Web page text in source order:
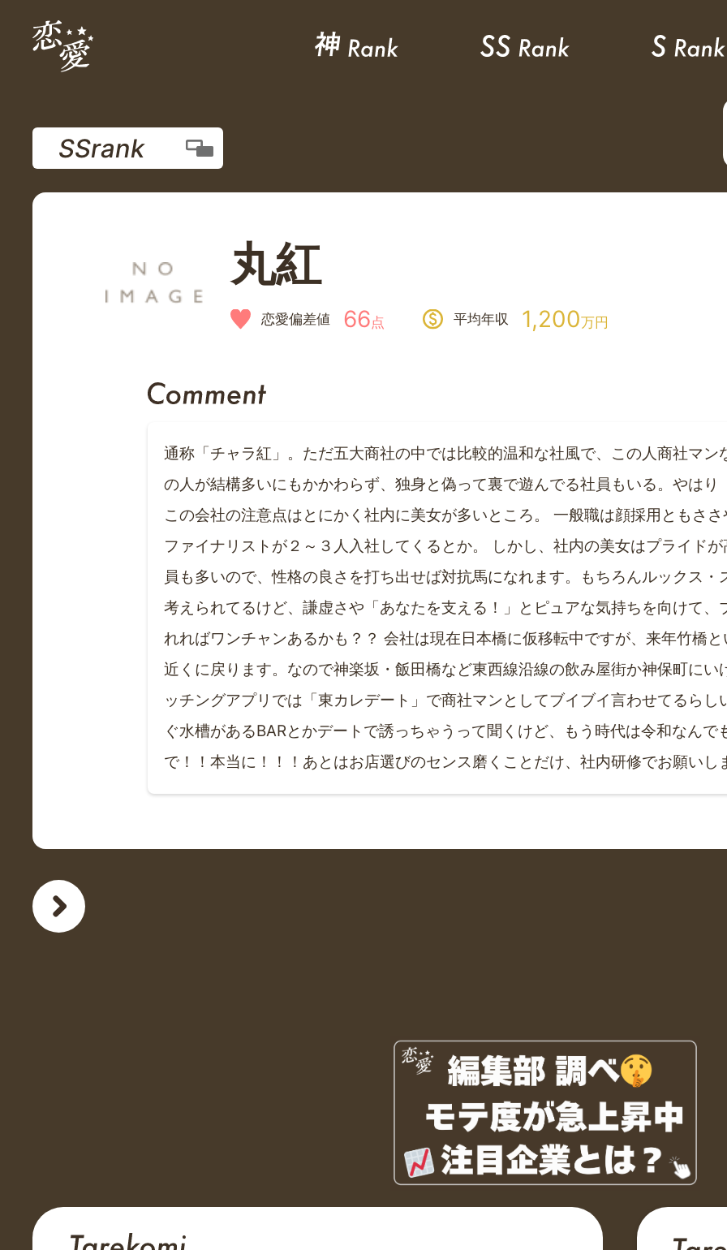
丸紅
恋愛偏差値 66点 平均年収 1,200万円
SSrank
通称「チャラ紅」。ただ五大商社の中では比較的温和な社風で、この人商社マン
の人が結構多いにもかかわらず、独身と偽って裏で遊んでる社員もいる。やはり
この会社の注意点はとにかく社内に美女が多いところ。 一般職は顔採用ともさ
ファイナリストが２～３人入社してくるとか。 しかし、社内の美女はプライド
員も多いので、性格の良さを打ち出せば対抗馬になれます。もちろんルックス
考えられてるけど、謙虚さや「あなたを支える！」とピュアな気持ちを向けて、
れればワンチャンあるかも？？ 会社は現在日本橋に仮移転中ですが、来年竹橋
近くに戻ります。なので神楽坂・飯田橋など東西線沿線の飲み屋街か神保町にい
ッチングアプリでは「東カレデート」で商社マンとしてブイブイ言わせてるら
ぐ水槽があるBARとかデートで誘っちゃうって聞くけど、もう時代は令和なん
で！！本当に！！！あとはお店選びのセンス磨くことだけ、社内研修でお願いし